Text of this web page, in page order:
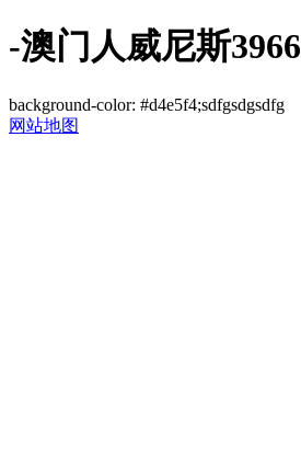
-澳门人威尼斯3966
background-color: #d4e5f4;sdfgsdgsdfg
网站地图